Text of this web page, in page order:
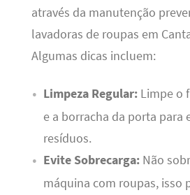
através da manutenção
lavadoras de roupas em
Algumas dicas incluem:
Limpeza Regular:Limpe o
e a borracha da porta para
resíduos.
Evite Sobrecarga:Não
máquina com roupas, isso